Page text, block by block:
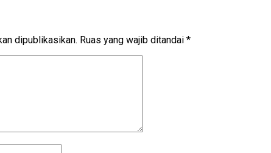
dipublikasikan. Ruas yang wajib ditandai *